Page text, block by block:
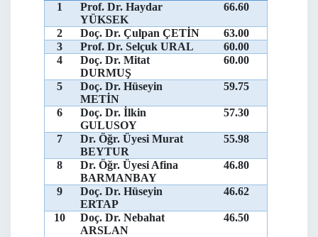
1
Prof. Dr. Haydar
YÜKSEK
66.60
2 Doç. Dr. Çulpan ÇETİN
63.00
3
Prof. Dr. Selçuk URAL
60.00
4
Doç. Dr. Mitat
DURMUŞ
60.00
5
Doç. Dr. Hüseyin
METİN
59.75
6
Doç. Dr. İlkin
GULUSOY
57.30
7
Dr. Öğr. Üyesi Murat
BEYTUR
55.98
8
Dr. Öğr. Üyesi Afina
BARMANBAY
46.80
9
Doç. Dr. Hüseyin
ERTAP
46.62
10
Doç. Dr. Nebahat
ARSLAN
46.50